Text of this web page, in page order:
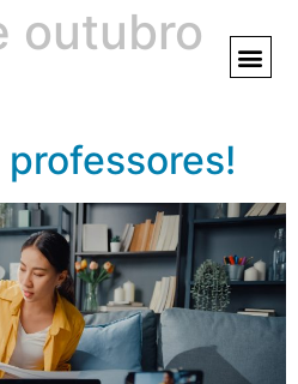
outubro